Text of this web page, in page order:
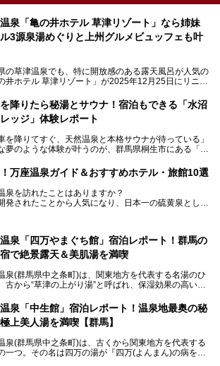
泉「亀の井ホテル 草津リゾート」なら姉妹
3源泉湯めぐりと上州グルメビュッフェも叶
の草津温泉でも、特に開放感のある露天風呂が人気の
井ホテル 草津リゾート」が2025年12月25日にリニュ
や客室が綺麗になって、上州グルメにこだわったビュ
も人気！アクセスはシャトルバスで楽々、さらに草津
ある姉妹ホテルの「草津温泉 大東舘」「亀の井ホテ
そんな「亀の井ホテル 草津リゾート」を徹底レポー
：アイコニア・ホスピタリティ株式会社【PR】
事は亀の井ホテル 草津リゾートのPR記事です。
降りたら秘湯とサウナ！宿泊もできる「水沼
ッジ」体験レポート
を降りてすぐ、天然温泉と本格サウナが待っている」
夢のような体験が叶うのが、群馬県桐生市にある「駅
温泉の「水沼の湯」と宿泊もできる「サウナの森」、
エリアがあります。
、その中でも特にユニークな駅直結の「水沼の湯」の
焦点を当て、温泉好き、サウナー、そして電車旅好き
万座温泉ガイド＆おすすめホテル・旅館10選
泉を訪れたことはありますか？
発されたことから人気になり、日本一の硫黄泉として
かもしれません。
筆者である私が実際に行ってみました！万座温泉の楽
や周辺の観光地を解説します。
日帰り入浴できる温泉から混浴可能な温泉まで、おす
入浴施設もご紹介します！
泉「四万やまぐち館」宿泊レポート！群馬の
で絶景露天＆美肌湯を満喫
泉(群馬県中之条町)は、関東地方を代表する名湯のひ
古から“草津の上がり湯”と呼ばれ、保湿効果の高い美
やまぐち館」は、この地を代表する旅館の一つ。日帰
も可能ですが、やはり宿泊してじっくり楽しむのがベ
はじめ、館内の魅力をたっぷりとご紹介します！
泉「中生館」宿泊レポート！温泉地最奥の秘
上美人湯を満喫【群馬】
泉(群馬県中之条町)は、古くから関東地方を代表する
一つ。その名は四万の湯が『四万(よんまん)の病を癒